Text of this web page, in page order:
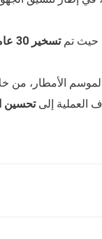
حيث تم
لموسم الأمطار، من
العملية إلىتحسين